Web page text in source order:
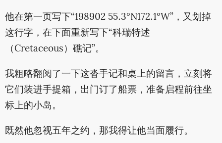
他在第一页写下“198902 55.3°N172.1°W”，又划掉
这行字，在下面重新写下“科瑞特述
（Cretaceous）礁记”。
我粗略翻阅了一下这沓手记和桌上的留言，立刻将
它们装进手提箱，出门订了船票，准备启程前往坐
标上的小岛。
既然他忽视五年之约，那我得让他当面履行。